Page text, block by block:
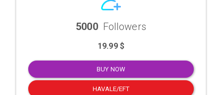
5000 Followers
19.99 $
BUY NOW
HAVALE/EFT